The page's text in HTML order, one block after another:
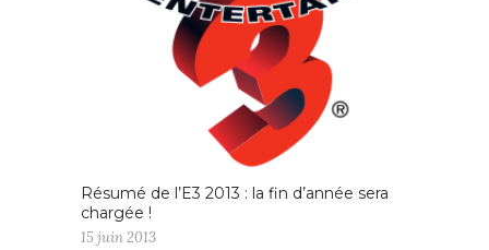
Résumé de l’E3 2013 : la fin d’année sera
chargée !
15 juin 2013